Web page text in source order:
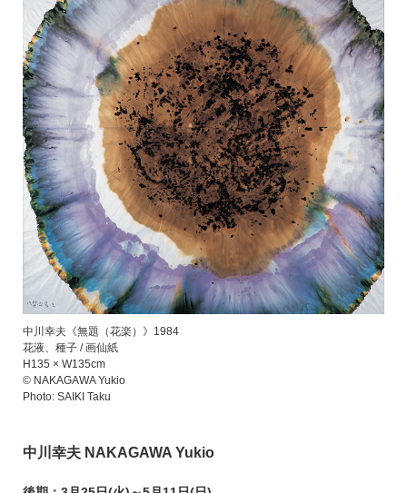
中川幸夫《無題（花楽）》1984
花液、種子 / 画仙紙
H135 × W135cm
© NAKAGAWA Yukio
Photo: SAIKI Taku
中川幸夫 NAKAGAWA Yukio